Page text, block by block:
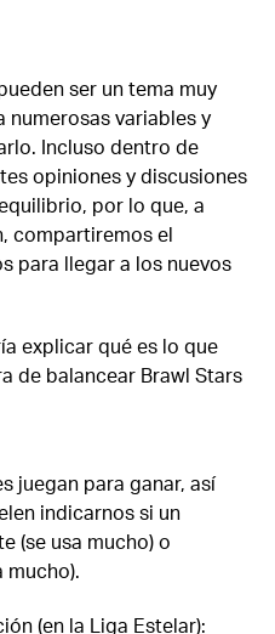
ser un tema muy
variables y
Incluso dentro de
opiniones y discusiones
por lo que, a
compartiremos el
para llegar a los nuevos
explicar qué es lo que
de balancear Brawl Stars
juegan para ganar, así
indicarnos si un
(se usa mucho) o
mucho).
(en la Liga Estelar):